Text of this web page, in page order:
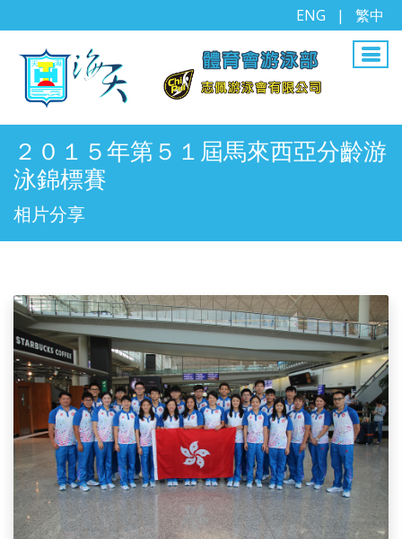
ENG | 繁中
２０１５年第５１屆馬來西亞分齡游
泳錦標賽
相片分享